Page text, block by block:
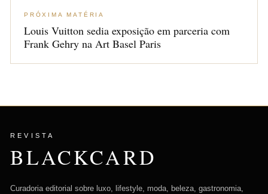
PRÓXIMA MATÉRIA
Louis Vuitton sedia exposição em parceria com
Frank Gehry na Art Basel Paris
REVISTA
BLACKCARD
Curadoria editorial sobre luxo, lifestyle, moda, beleza, gastronomia,